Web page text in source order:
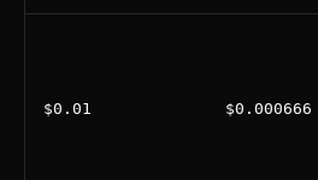
$0.000666
$0.01